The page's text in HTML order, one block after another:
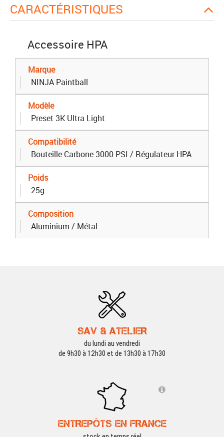
CARACTÉRISTIQUES
Accessoire HPA
Marque
NINJA Paintball
Modèle
Preset 3K Ultra Light
Compatibilité
Bouteille Carbone 3000 PSI / Régulateur HPA
Poids
25g
Composition
Aluminium / Métal
SAV & ATELIER
du lundi au vendredi
de 9h30 à 12h30 et de 13h30 à 17h30
ENTREPÔTS EN FRANCE